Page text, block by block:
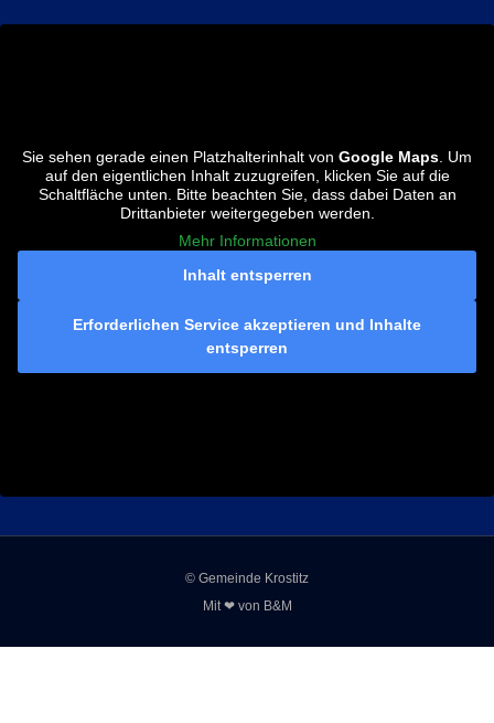
Sie sehen gerade einen Platzhalterinhalt von Google Maps. Um
auf den eigentlichen Inhalt zuzugreifen, klicken Sie auf die
Schaltfläche unten. Bitte beachten Sie, dass dabei Daten an
Drittanbieter weitergegeben werden.
Mehr Informationen
Inhalt entsperren
Erforderlichen Service akzeptieren und Inhalte
entsperren
© Gemeinde Krostitz
Mit ❤ von B&M